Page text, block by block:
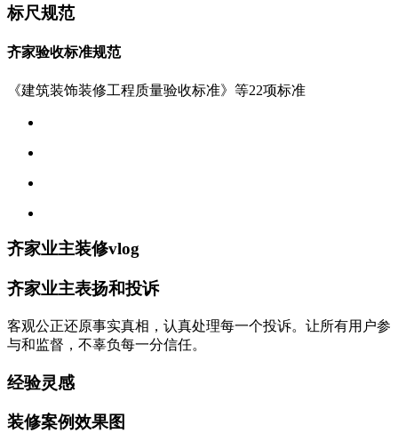
标尺规范
齐家验收标准规范
《建筑装饰装修工程质量验收标准》等22项标准
齐家业主装修vlog
齐家业主表扬和投诉
客观公正还原事实真相，认真处理每一个投诉。让所有用户参
与和监督，不辜负每一分信任。
经验灵感
装修案例效果图